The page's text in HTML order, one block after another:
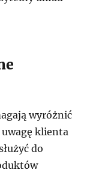
wyróżnić
klienta
do